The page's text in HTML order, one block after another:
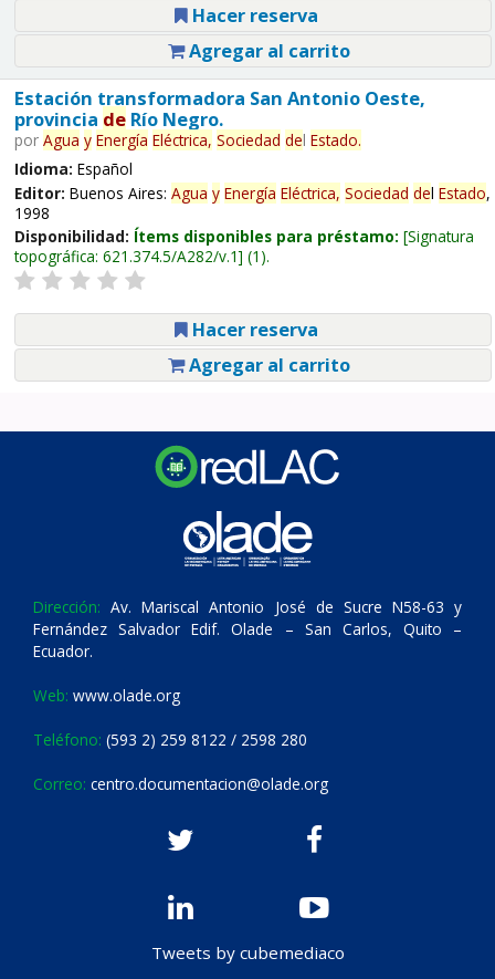
Hacer reserva
Agregar al carrito
Estación transformadora San Antonio Oeste,
provincia deRío Negro.
por Agua y Energía Eléctrica, Sociedad del Estado.
Idioma: Español
Editor: Buenos Aires: Agua y Energía Eléctrica, Sociedad del Estado,
1998
Disponibilidad: Ítems disponibles para préstamo: Signatura
topográfica: 621.374.5/A282/v.1 (1).
Hacer reserva
Agregar al carrito
Dirección: Av. Mariscal Antonio José de Sucre N58-63 y
Fernández Salvador Edif. Olade – San Carlos, Quito –
Ecuador.
Web: www.olade.org
Teléfono: (593 2) 259 8122 / 2598 280
Correo: centro.documentacion@olade.org
Tweets by cubemediaco